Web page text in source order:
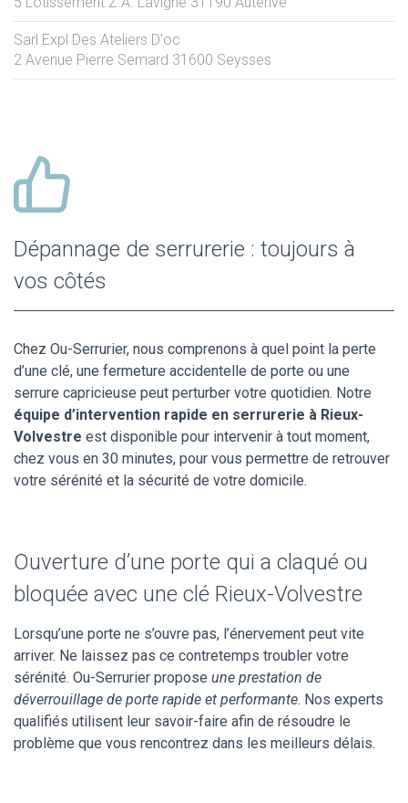
Sarl Expl Des Ateliers D'oc
2 Avenue Pierre Semard 31600 Seysses
Dépannage de serrurerie : toujours à
vos côtés
Chez Ou-Serrurier, nous comprenons à quel point la perte
d’une clé, une fermeture accidentelle de porte ou une
serrure capricieuse peut perturber votre quotidien. Notre
équipe d’intervention rapide en serrurerie à Rieux-
Volvestre est disponible pour intervenir à tout moment,
chez vous en 30 minutes, pour vous permettre de retrouver
votre sérénité et la sécurité de votre domicile.
Ouverture d’une porte qui a claqué ou
bloquée avec une clé Rieux-Volvestre
Lorsqu’une porte ne s’ouvre pas, l’énervement peut vite
arriver. Ne laissez pas ce contretemps troubler votre
sérénité. Ou-Serrurier propose une prestation de
déverrouillage de porte rapide et performante. Nos experts
qualifiés utilisent leur savoir-faire afin de résoudre le
problème que vous rencontrez dans les meilleurs délais.